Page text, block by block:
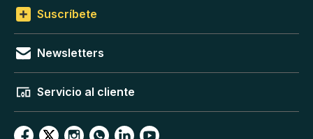
Suscríbete
Newsletters
Servicio al cliente